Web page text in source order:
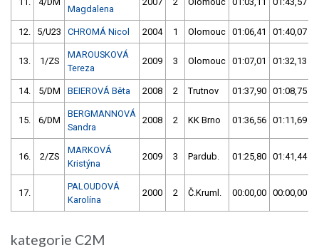
Magdalena
12. 5/U23 CHROMÁ Nicol 2004 1 Olomouc 01:06,41 01:40,07
13. 1/ZS
MAROUSKOVÁ
Tereza
2009 3 Olomouc 01:07,01 01:32,13
14. 5/DM BEIEROVÁ Běta 2008 2 Trutnov 01:37,90 01:08,75
15. 6/DM
BERGMANNOVÁ
Sandra
2008 2 KK Brno 01:36,56 01:11,69
16. 2/ZS
MARKOVÁ
Kristýna
2009 3 Pardub. 01:25,80 01:41,44
17.
PALOUDOVÁ
Karolína
2000 2 Č.Kruml. 00:00,00 00:00,00
kategorie C2M